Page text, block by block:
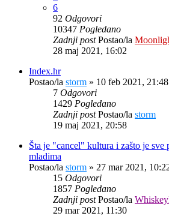
6
92 Odgovori
10347 Pogledano
Zadnji postPostao/la
28 maj 2021, 16:02
Index.hr
Postao/la storm » 10 feb 2021, 21:48
7 Odgovori
1429 Pogledano
Zadnji postPostao/la storm
19 maj 2021, 20:58
Šta je "cancel" kultura i zašto je sve
mladima
Postao/la storm » 27 mar 2021,
15 Odgovori
1857 Pogledano
Zadnji postPostao/la
29 mar 2021, 11:30